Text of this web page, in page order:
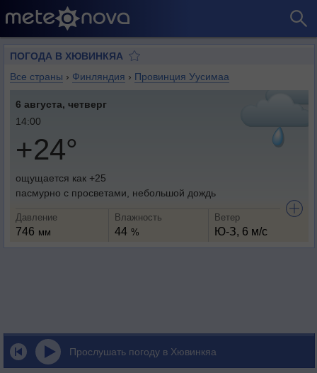
ПОГОДА В ХЮВИНКЯА
Все страны › Финляндия › Провинция Уусимаа
6 августа, четверг
14:00
+24°
ощущается как +25
пасмурно с просветами, небольшой дождь
Давление
746 мм
Влажность
44 %
Ветер
Ю-З, 6 м/с
Прослушать погоду в Хювинкяа